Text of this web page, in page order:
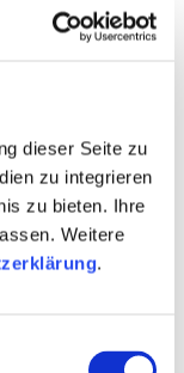
dieser Seite zu
zu integrieren
zu bieten. Ihre
Weitere
.
+ 1 weiteres